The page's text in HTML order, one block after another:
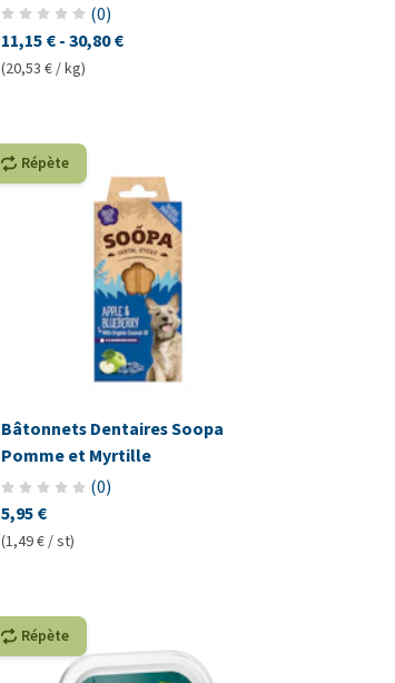
(0)
11,15 €- 30,80 €
(20,53 € / kg)
Répète
Bâtonnets Dentaires Soopa
Pomme et Myrtille
(0)
5,95 €
(1,49 € / st)
Répète